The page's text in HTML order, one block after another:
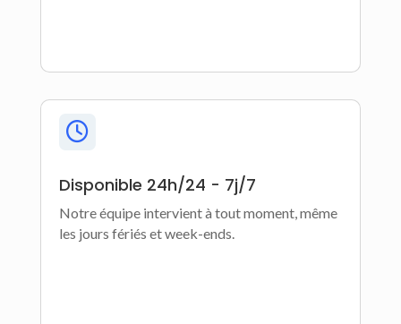

Disponible 24h/24 - 7j/7
Notre équipe intervient à tout moment, même
les jours fériés et week-ends.